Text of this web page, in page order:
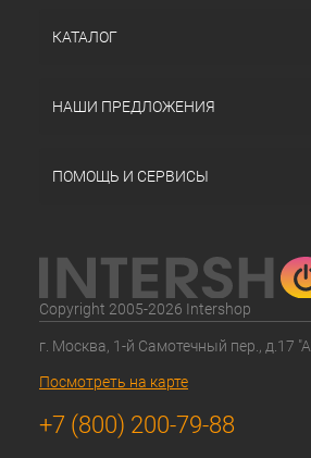
КАТАЛОГ
НАШИ ПРЕДЛОЖЕНИЯ
ПОМОЩЬ И СЕРВИСЫ
Copyright 2005-2026 Intershop
г. Москва, 1-й Самотечный пер., д.17
Посмотреть на карте
+7 (800) 200-79-88